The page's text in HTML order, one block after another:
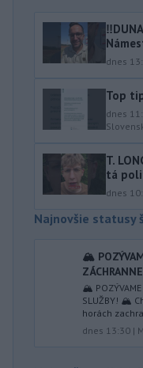
dnes
Top
dnes
T.
tá
dnes
Najnovšie statusy
🏔️
🏔️ POZÝVAME
SLUŽBY! 🏔️
horách
dnes 13:30 |